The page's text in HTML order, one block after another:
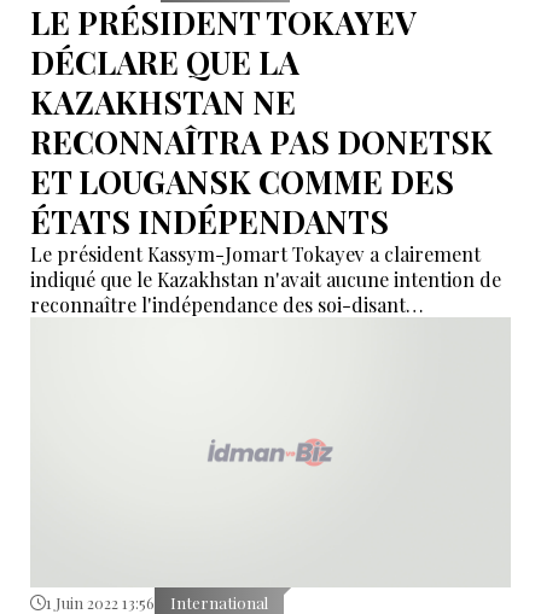
LE PRÉSIDENT TOKAYEV
DÉCLARE QUE LA
KAZAKHSTAN NE
RECONNAÎTRA PAS DONETSK
ET LOUGANSK COMME DES
ÉTATS INDÉPENDANTS
Le président Kassym-Jomart Tokayev a clairement
indiqué que le Kazakhstan n'avait aucune intention de
reconnaître l'indépendance des soi-disant
1 Juin 2022 13:56 International